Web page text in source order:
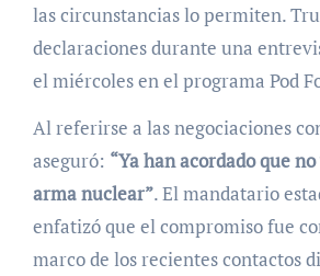
las circunstancias lo permiten.
declaraciones durante una
el miércoles en el programa Pod
Al referirse a las negociaciones
aseguró: “Ya han acordado que
arma nuclear”. El mandatario
enfatizó que el compromiso fue
marco de los recientes contactos